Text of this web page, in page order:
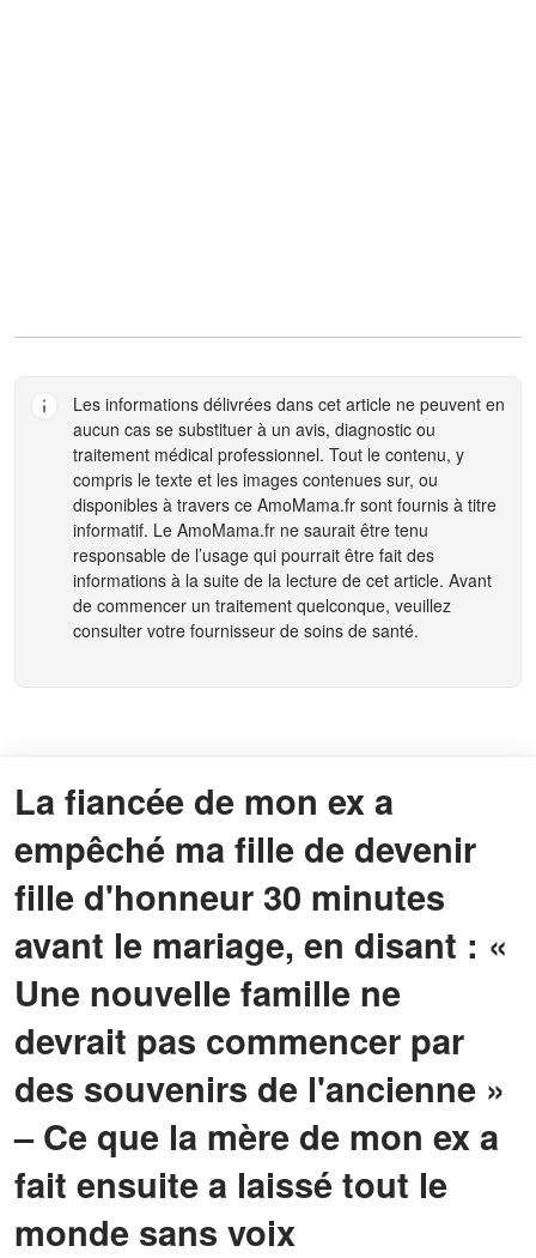
Les informations délivrées dans cet article ne peuvent en
aucun cas se substituer à un avis, diagnostic ou
traitement médical professionnel. Tout le contenu, y
compris le texte et les images contenues sur, ou
disponibles à travers ce AmoMama.fr sont fournis à titre
informatif. Le AmoMama.fr ne saurait être tenu
responsable de l’usage qui pourrait être fait des
informations à la suite de la lecture de cet article. Avant
de commencer un traitement quelconque, veuillez
consulter votre fournisseur de soins de santé.
La fiancée de mon ex a
empêché ma fille de devenir
fille d'honneur 30 minutes
avant le mariage, en disant : «
Une nouvelle famille ne
devrait pas commencer par
des souvenirs de l'ancienne »
– Ce que la mère de mon ex a
fait ensuite a laissé tout le
monde sans voix